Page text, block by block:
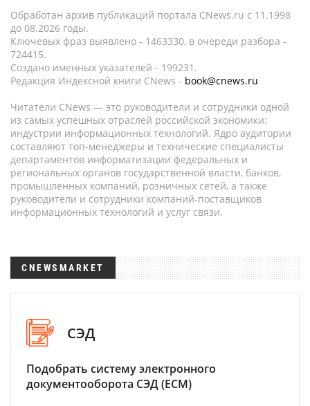
Обработан архив публикаций портала CNews.ru c 11.1998
до 08.2026 годы.
Ключевых фраз выявлено - 1463330, в очереди разбора -
724415.
Создано именных указателей - 199231.
Редакция Индексной книги CNews - book@cnews.ru
Читатели CNews — это руководители и сотрудники одной
из самых успешных отраслей российской экономики:
индустрии информационных технологий. Ядро аудитории
составляют топ-менеджеры и технические специалисты
департаментов информатизации федеральных и
региональных органов государственной власти, банков,
промышленных компаний, розничных сетей, а также
руководители и сотрудники компаний-поставщиков
информационных технологий и услуг связи.
CNEWSMARKET
СЭД
Подобрать систему электронного
документооборота СЭД (ECM)